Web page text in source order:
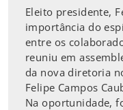
Eleito presidente,
importância do
entre os
reuniu em
da nova diretoria
Felipe Campos
Na oportunidade,